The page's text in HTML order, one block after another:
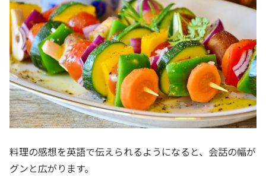
料理の感想を英語で伝えられるようになると、会話の幅が
グンと広がります。